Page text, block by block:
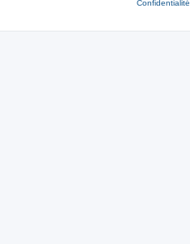
Confidentialité